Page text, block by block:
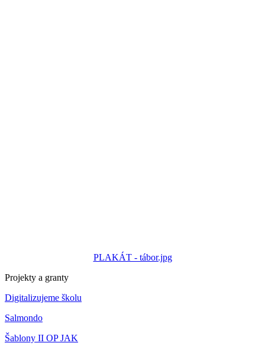
PLAKÁT - tábor.jpg
Projekty a granty
Digitalizujeme školu
Salmondo
Šablony II OP JAK